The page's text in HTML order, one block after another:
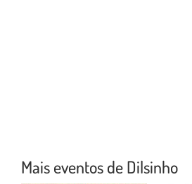
Mais eventos de Dilsinho